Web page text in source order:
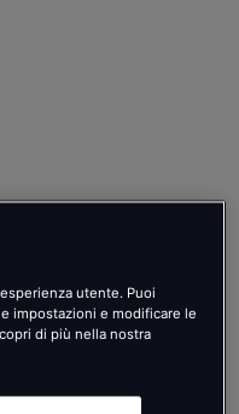
utente. Puoi
impostazioni e modificare le
di più nella nostra